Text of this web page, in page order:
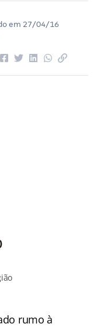
em 27/04/16
rumo à